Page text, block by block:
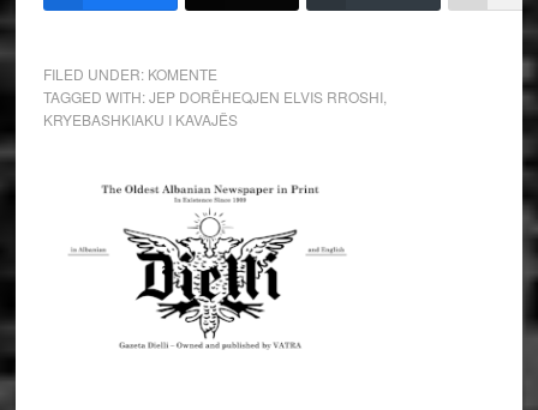
FILED UNDER: KOMENTE
TAGGED WITH:JEP DORËHEQJEN ELVIS RROSHI,
KRYEBASHKIAKU I KAVAJËS